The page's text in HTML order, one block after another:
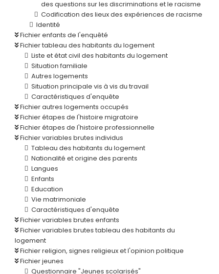
des questions sur les discriminations et le racisme
Codification des lieux des expériences de racisme
Identité
Fichier enfants de l'enquêté
Fichier tableau des habitants du logement
Liste et état civil des habitants du logement
Situation familiale
Autres logements
Situation principale vis à vis du travail
Caractéristiques d'enquête
Fichier autres logements occupés
Fichier étapes de l'histoire migratoire
Fichier étapes de l'histoire professionnelle
Fichier variables brutes individus
Tableau des habitants du logement
Nationalité et origine des parents
Langues
Enfants
Education
Vie matrimoniale
Caractéristiques d'enquête
Fichier variables brutes enfants
Fichier variables brutes tableau des habitants du
logement
Fichier religion, signes religieux et l'opinion politique
Fichier jeunes
Questionnaire "Jeunes scolarisés"